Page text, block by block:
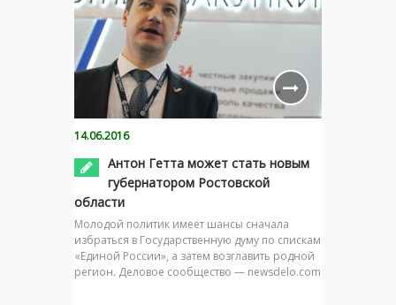
14.06.2016
Антон Гетта может стать новым
губернатором Ростовской
области
Молодой политик имеет шансы сначала
избраться в Государственную думу по спискам
«Единой России», а затем возглавить родной
регион. Деловое сообщество — newsdelo.com